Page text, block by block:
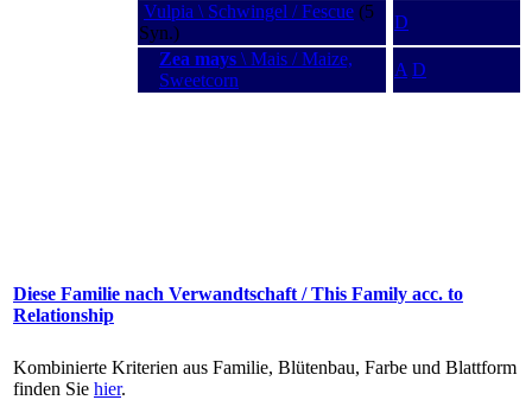
Vulpia \ Schwingel / Fescue (5
Syn.)
D
Zea mays \ Mais / Maize,
Sweetcorn
A D
Diese Familie nach Verwandtschaft / This Family acc. to
Relationship
Kombinierte Kriterien aus Familie, Blütenbau, Farbe und Blattform
finden Sie hier.